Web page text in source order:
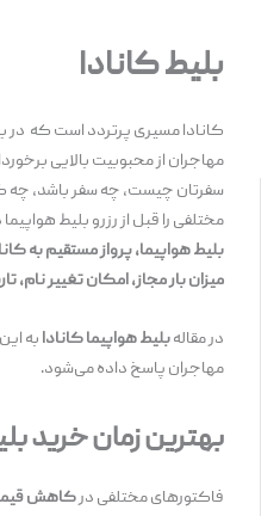
بلیط کانادا
کانادا مسیری پرتردد است که در بین
مهاجران از محبوبیت بالایی برخوردار
سفرتان چیست، چه سفر باشد، چه کاری،
مختلفی را قبل از رزرو بلیط هواپیما در
بلیط هواپیما، پرواز مستقیم به کانادا،
میزان بار مجاز، امکان تغییر نام، تاریخ
در مقالهبلیط هواپیما کانادابه این دست
مهاجران پاسخ داده می‌شود.
بهترین زمان خرید بلیط
فاکتورهای مختلفی درکاهش قیمت بلیط